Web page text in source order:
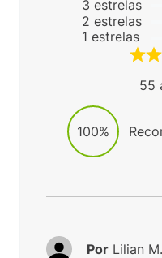
3 estrelas
2 estrelas
1 estrelas
55
100%
Por Lilian M.